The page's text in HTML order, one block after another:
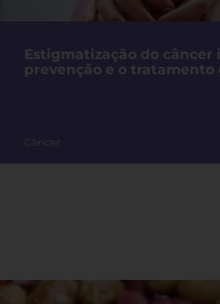
Estigmatização do câncer
prevenção e o tratamento
Câncer